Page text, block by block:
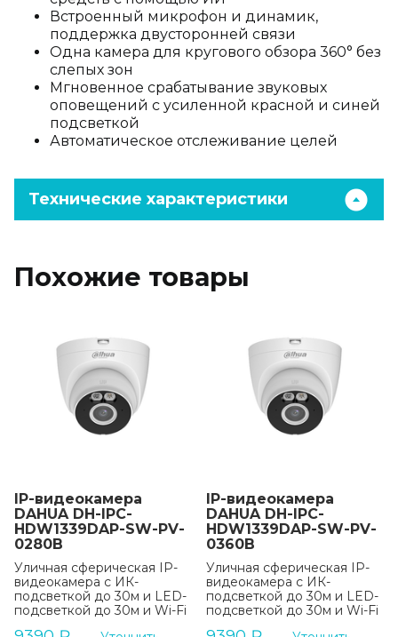
Встроенный микрофон и динамик,
поддержка двусторонней связи
Одна камера для кругового обзора 360° без
слепых зон
Мгновенное срабатывание звуковых
оповещений с усиленной красной и синей
подсветкой
Автоматическое отслеживание целей
Технические характеристики
Похожие товары
IP-видеокамера
DAHUA DH-IPC-
HDW1339DAP-SW-PV-
0280B
Уличная сферическая IP-
видеокамера с ИК-
подсветкой до 30м и LED-
подсветкой до 30м и Wi-Fi
IP-видеокамера
DAHUA DH-IPC-
HDW1339DAP-SW-PV-
0360B
Уличная сферическая IP-
видеокамера с ИК-
подсветкой до 30м и LED-
подсветкой до 30м и Wi-Fi